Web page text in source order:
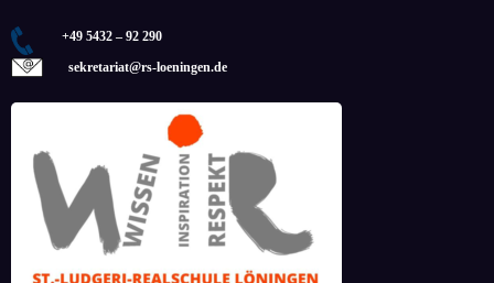
+49 5432 – 92 290
sekretariat@rs-loeningen.de